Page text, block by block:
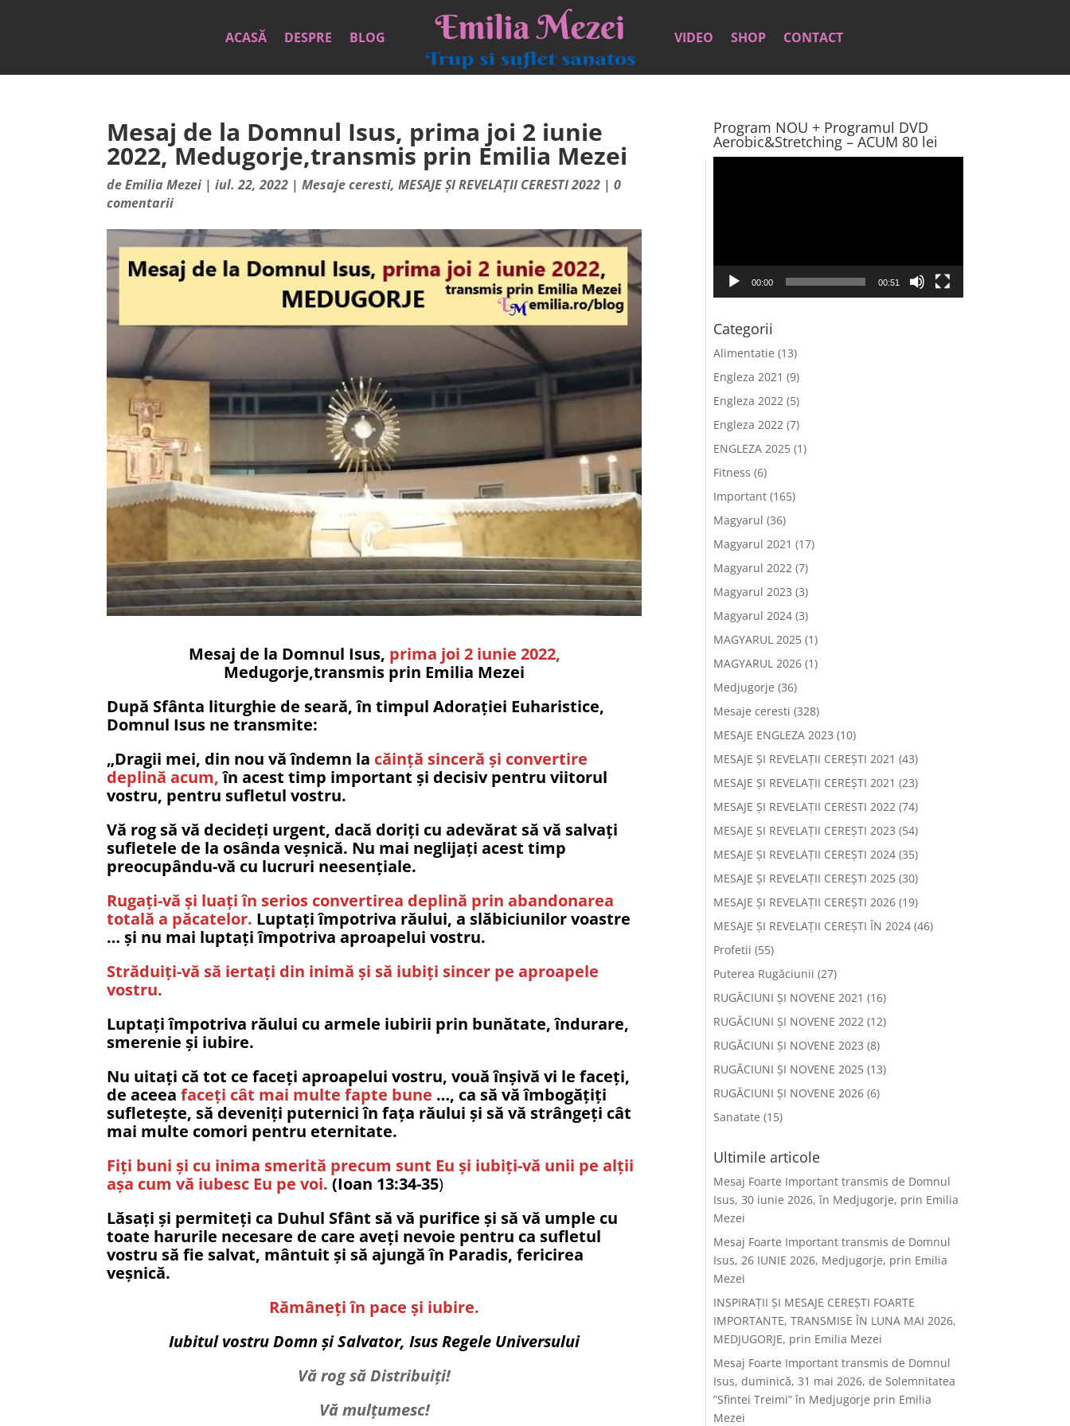
ACASĂ DESPRE BLOG VIDEO SHOP CONTACT
Mesaj de la Domnul Isus, prima joi 2 iunie
2022, Medugorje,transmis prin Emilia Mezei
deEmilia Mezei |iul. 22, 2022 |Mesaje ceresti,MESAJE ȘI REVELAȚII CERESTI 2022 |0
comentarii
Mesaj de la Domnul Isus, prima joi 2 iunie 2022,
Medugorje,transmis prin Emilia Mezei
După Sfânta liturghie de seară, în timpul Adorației Euharistice,
Domnul Isus ne transmite:
„Dragii mei, din nou vă îndemn la căință sinceră și convertire
deplină acum,în acest timp important și decisiv pentru viitorul
vostru, pentru sufletul vostru.
Vă rog să vă decideți urgent, dacă doriți cu adevărat să vă salvați
sufletele de la osânda veșnică. Nu mai neglijați acest timp
preocupându-vă cu lucruri neesențiale.
Rugați-vă și luați în serios convertirea deplină prin abandonarea
totală a păcatelor. Luptați împotriva răului, a slăbiciunilor voastre
… și nu mai luptați împotriva aproapelui vostru.
Străduiți-vă să iertați din inimă și să iubiți sincer pe aproapele
vostru.
Luptați împotriva răului cu armele iubirii prin bunătate, îndurare,
smerenie și iubire.
Nu uitați că tot ce faceți aproapelui vostru, vouă înșivă vi le faceți,
de aceeafaceți cât mai multe fapte bune …, ca să vă îmbogățiți
sufletește, să deveniți puternici în fața răului și să vă strângeți cât
mai multe comori pentru eternitate.
Fiți buni și cu inima smerită precum sunt Eu și iubiți-vă unii pe alții
așa cum vă iubesc Eu pe voi.(Ioan 13:34-35)
Lăsați și permiteți ca Duhul Sfânt să vă purifice și să vă umple cu
toate harurile necesare de care aveți nevoie pentru ca sufletul
vostru să fie salvat, mântuit și să ajungă în Paradis, fericirea
veșnică.
Rămâneți în pace și iubire.
Iubitul vostru Domn și Salvator, Isus Regele Universului
Vă rog să Distribuiți!
Vă mulțumesc!
Program NOU + Programul DVD
Aerobic&Stretching – ACUM 80 lei
00:00 00:51
Categorii
Alimentatie (13)
Engleza 2021 (9)
Engleza 2022 (5)
Engleza 2022 (7)
ENGLEZA 2025(1)
Fitness (6)
Important(165)
Magyarul (36)
Magyarul 2021 (17)
Magyarul 2022 (7)
Magyarul 2023 (3)
Magyarul 2024(3)
MAGYARUL 2025(1)
MAGYARUL 2026(1)
Medjugorje (36)
Mesaje ceresti (328)
MESAJE ENGLEZA 2023 (10)
MESAJE ȘI REVELAȚII CEREȘTI 2021 (43)
MESAJE ȘI REVELAȚII CEREȘTI 2021 (23)
MESAJE ȘI REVELAȚII CERESTI 2022 (74)
MESAJE ȘI REVELAȚII CEREȘTI 2023 (54)
MESAJE ȘI REVELAȚII CEREȘTI 2024(35)
MESAJE ȘI REVELAȚII CEREȘTI 2025(30)
MESAJE ȘI REVELAȚII CEREȘTI 2026(19)
MESAJE ȘI REVELAȚII CEREȘTI ÎN 2024(46)
Profetii (55)
Puterea Rugăciunii (27)
RUGĂCIUNI ȘI NOVENE 2021 (16)
RUGĂCIUNI ȘI NOVENE 2022 (12)
RUGĂCIUNI ȘI NOVENE 2023 (8)
RUGĂCIUNI ȘI NOVENE 2025(13)
RUGĂCIUNI ȘI NOVENE 2026(6)
Sanatate (15)
Ultimile articole
Mesaj Foarte Important transmis de Domnul
Isus, 30 iunie 2026, în Medjugorje, prin Emilia
Mezei
Mesaj Foarte Important transmis de Domnul
Isus, 26 IUNIE 2026, Medjugorje, prin Emilia
Mezei
INSPIRAȚII ȘI MESAJE CEREȘTI FOARTE
IMPORTANTE, TRANSMISE ÎN LUNA MAI 2026,
MEDJUGORJE, prin Emilia Mezei
Mesaj Foarte Important transmis de Domnul
Isus, duminică, 31 mai 2026, de Solemnitatea
”Sfintei Treimi” în Medjugorje prin Emilia
Mezei